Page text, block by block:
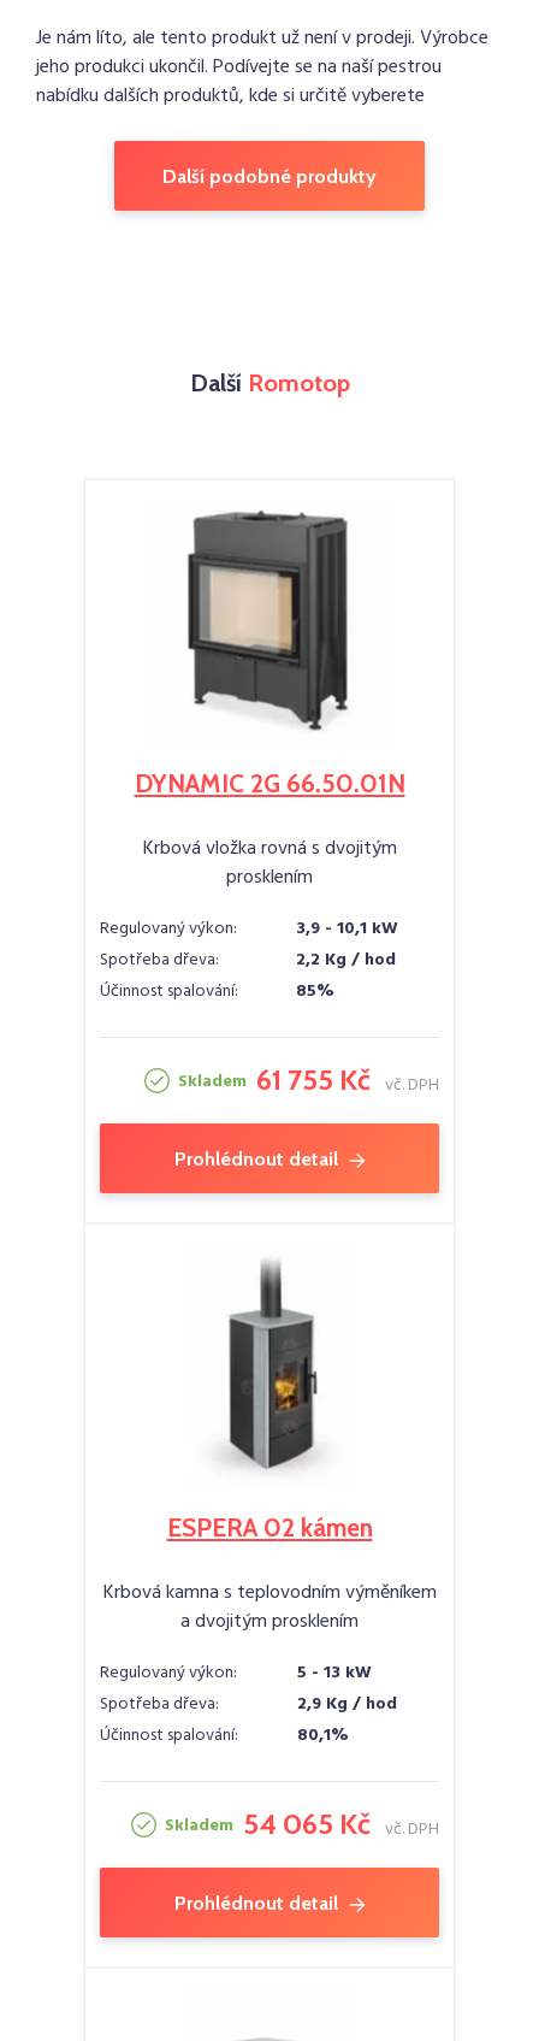
Je nám líto, ale tento produkt už není v prodeji. Výrobce
jeho produkci ukončil. Podívejte se na naší pestrou
nabídku dalších produktů, kde si určitě vyberete
Další podobné produkty
Další Romotop
DYNAMIC 2G 66.50.01N
Krbová vložka rovná s dvojitým
prosklením
Regulovaný výkon:
3,9 - 10,1 kW
Spotřeba dřeva:
2,2 Kg / hod
Účinnost spalování:
85%
Skladem 61 755 Kč vč. DPH
Prohlédnout detail
ESPERA 02 kámen
Krbová kamna s teplovodním výměníkem
a dvojitým prosklením
Regulovaný výkon:
5 - 13 kW
Spotřeba dřeva:
2,9 Kg / hod
Účinnost spalování:
80,1%
Skladem 54 065 Kč vč. DPH
Prohlédnout detail